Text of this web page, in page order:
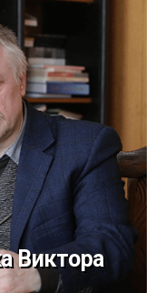
Виктора